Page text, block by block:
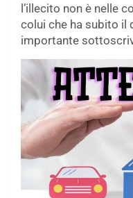
l’illecito non è nelle
colui che ha subito il
importante